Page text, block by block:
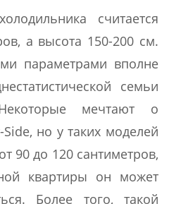
считается
а высота 150-200 см.
параметрами вполне
семьи
мечтают о
но у таких моделей
90 до 120 сантиметров,
квартиры он может
Более того, такой